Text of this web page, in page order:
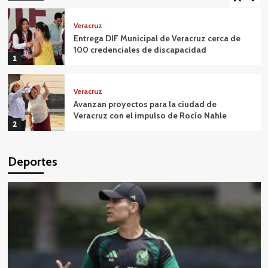
1
Veracruz
Entrega DIF Municipal de Veracruz cerca de
100 credenciales de discapacidad
2
Veracruz
Avanzan proyectos para la ciudad de
Veracruz con el impulso de Rocío Nahle
3
empresario
Continúa la afiliación al Centro Médico
Municipal Santa Ana para acercar servicios de
salud gratuitos a más familias boqueñas
Deportes